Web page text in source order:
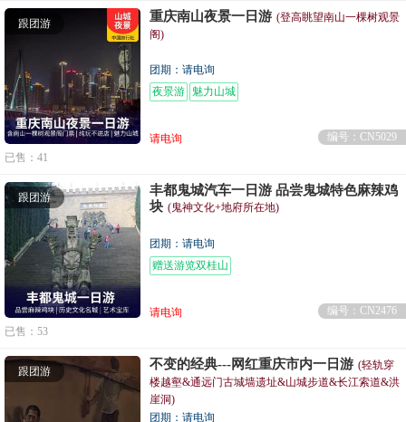
跟团游 重庆南山夜景一日游 (登高眺望南山一棵树观景
阁)
团期：请电询
夜景游
魅力山城
请电询
编号：CN5029
已售：41
跟团游
丰都鬼城汽车一日游 品尝鬼城特色麻辣鸡
块 (鬼神文化+地府所在地)
团期：请电询
赠送游览双桂山
请电询
编号：CN2476
已售：53
跟团游 不变的经典---网红重庆市内一日游 (轻轨穿
楼越壑&通远门古城墙遗址&山城步道&长江索道&洪
崖洞)
团期：请电询